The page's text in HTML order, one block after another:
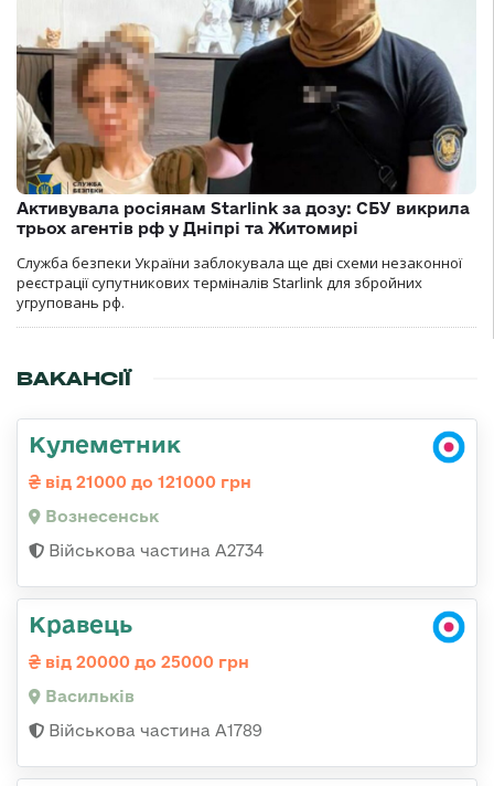
Активувала росіянам Starlink за дозу: СБУ викрила
трьох агентів рф у Дніпрі та Житомирі
Служба безпеки України заблокувала ще дві схеми незаконної
реєстрації супутникових терміналів Starlink для збройних
угруповань рф.
ВАКАНСІЇ
Кулеметник
від 21000 до 121000 грн
Вознесенськ
Військова частина А2734
Кравець
від 20000 до 25000 грн
Васильків
Військова частина А1789